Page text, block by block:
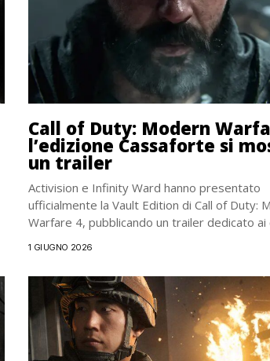
Call of Duty: Modern
l’edizione Cassaforte si
un trailer
Activision e Infinity Ward hanno presentato
ufficialmente la Vault Edition di Call of Duty:
Warfare 4, pubblicando un trailer dedicato ai
1 GIUGNO 2026